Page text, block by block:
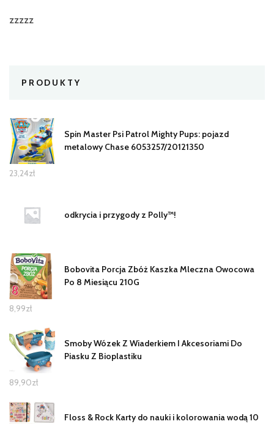
zzzzz
PRODUKTY
Spin Master Psi Patrol Mighty Pups: pojazd
metalowy Chase 6053257/20121350
23,24zł
odkrycia i przygody z Polly™!
Bobovita Porcja Zbóż Kaszka Mleczna Owocowa
Po 8 Miesiącu 210G
8,99zł
Smoby Wózek Z Wiaderkiem I Akcesoriami Do
Piasku Z Bioplastiku
89,90zł
Floss & Rock Karty do nauki i kolorowania wodą 10